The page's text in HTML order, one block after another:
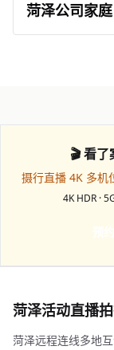
菏泽公司家
🎬 看
摄行直播 4K 多机
4K HDR ·
菏泽活动直播
菏泽远程连线多地